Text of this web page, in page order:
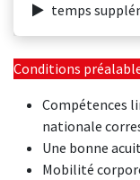
temps
Conditions
Compétences
nationale
Une bonne
Mobilité